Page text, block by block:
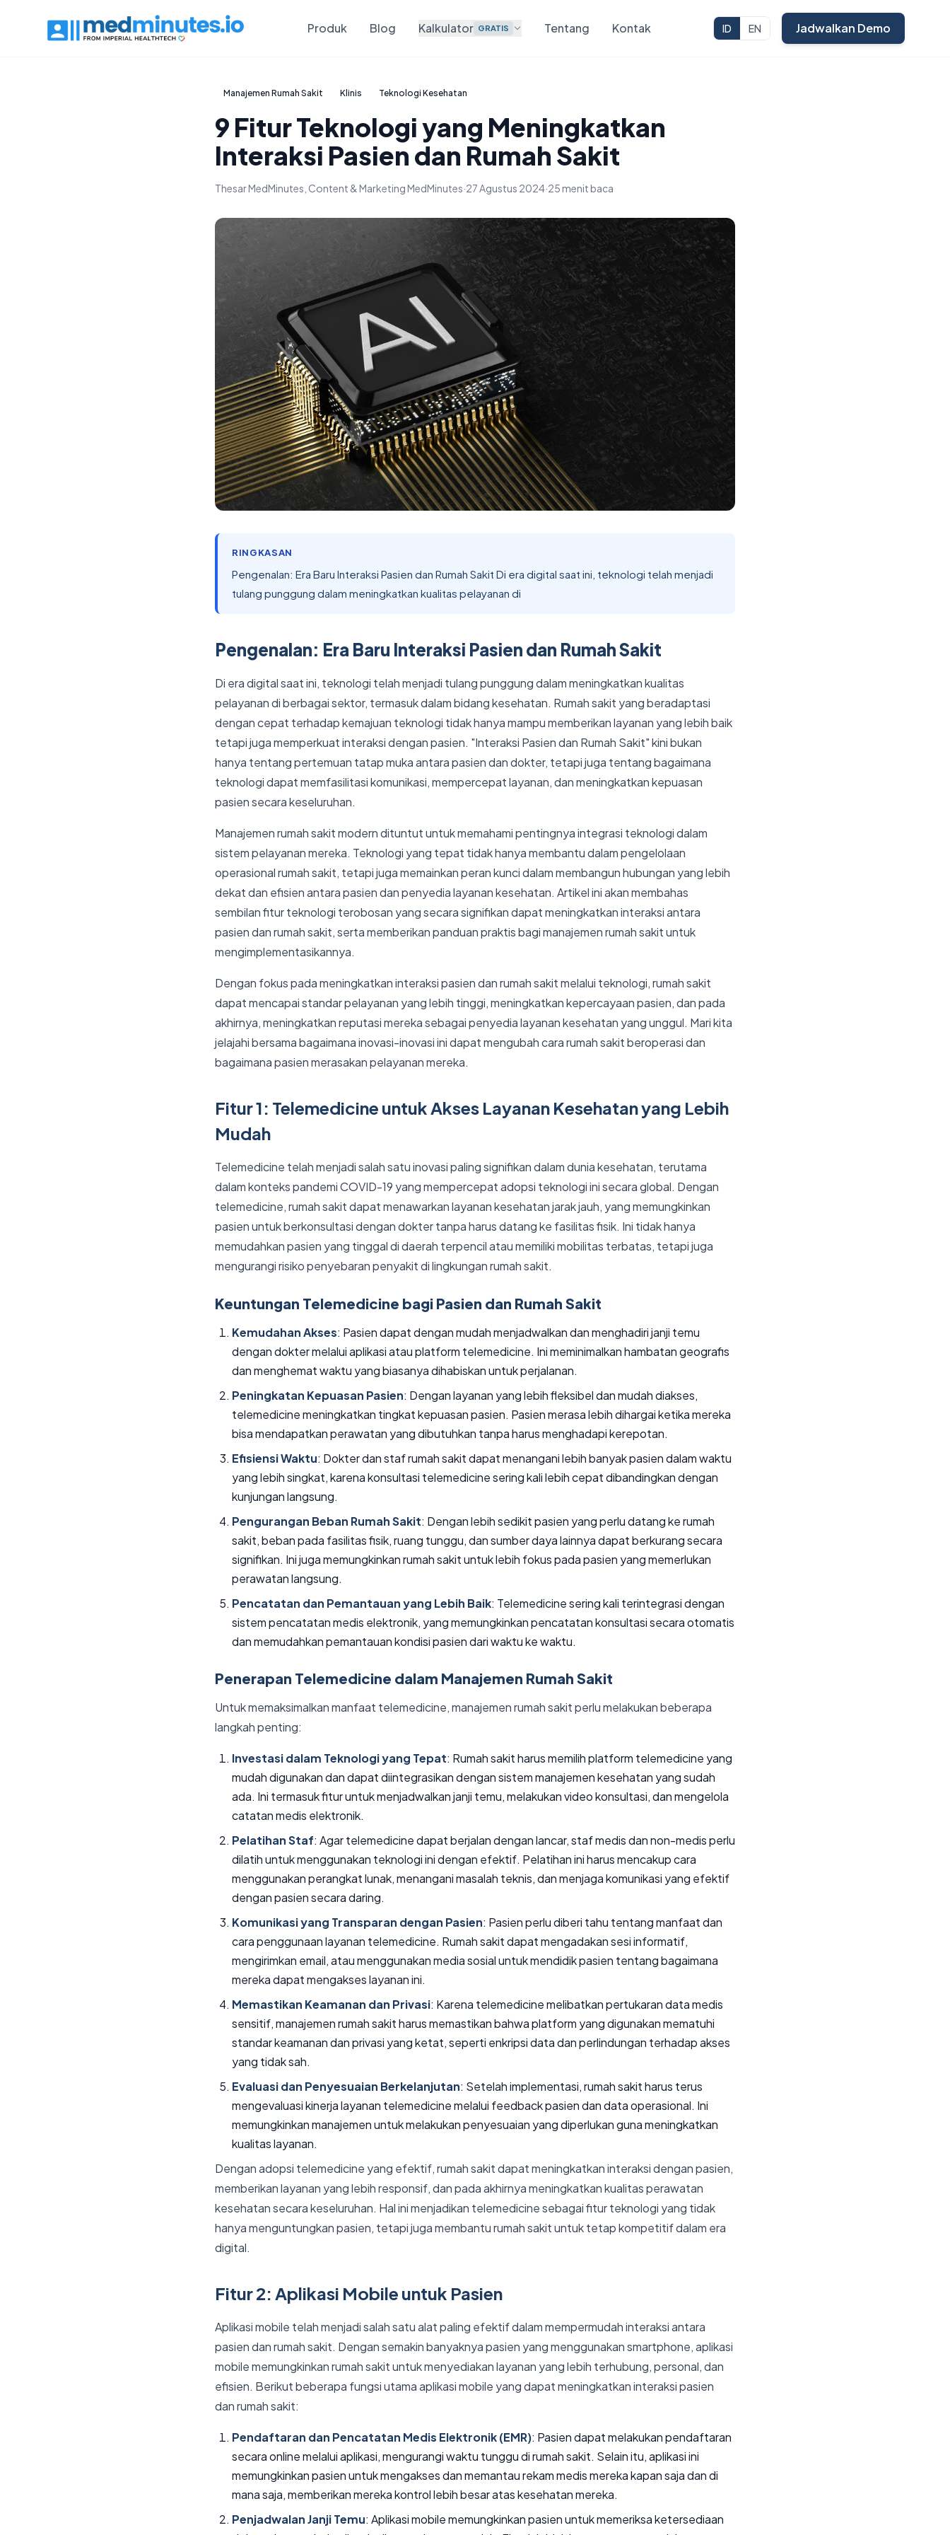
Produk Blog Kalkulator GRATIS Tentang Kontak ID EN Jadwalkan Demo
Manajemen Rumah Sakit Klinis Teknologi Kesehatan
9 Fitur Teknologi yang Meningkatkan
Interaksi Pasien dan Rumah Sakit
Thesar MedMinutes, Content & Marketing MedMinutes·27 Agustus 2024·25 menit baca
RINGKASAN
Pengenalan: Era Baru Interaksi Pasien dan Rumah Sakit Di era digital saat ini, teknologi telah menjadi
tulang punggung dalam meningkatkan kualitas pelayanan di
Pengenalan: Era Baru Interaksi Pasien dan Rumah Sakit
Di era digital saat ini, teknologi telah menjadi tulang punggung dalam meningkatkan kualitas
pelayanan di berbagai sektor, termasuk dalam bidang kesehatan. Rumah sakit yang beradaptasi
dengan cepat terhadap kemajuan teknologi tidak hanya mampu memberikan layanan yang lebih baik
tetapi juga memperkuat interaksi dengan pasien. "Interaksi Pasien dan Rumah Sakit" kini bukan
hanya tentang pertemuan tatap muka antara pasien dan dokter, tetapi juga tentang bagaimana
teknologi dapat memfasilitasi komunikasi, mempercepat layanan, dan meningkatkan kepuasan
pasien secara keseluruhan.
Manajemen rumah sakit modern dituntut untuk memahami pentingnya integrasi teknologi dalam
sistem pelayanan mereka. Teknologi yang tepat tidak hanya membantu dalam pengelolaan
operasional rumah sakit, tetapi juga memainkan peran kunci dalam membangun hubungan yang lebih
dekat dan efisien antara pasien dan penyedia layanan kesehatan. Artikel ini akan membahas
sembilan fitur teknologi terobosan yang secara signifikan dapat meningkatkan interaksi antara
pasien dan rumah sakit, serta memberikan panduan praktis bagi manajemen rumah sakit untuk
mengimplementasikannya.
Dengan fokus pada meningkatkan interaksi pasien dan rumah sakit melalui teknologi, rumah sakit
dapat mencapai standar pelayanan yang lebih tinggi, meningkatkan kepercayaan pasien, dan pada
akhirnya, meningkatkan reputasi mereka sebagai penyedia layanan kesehatan yang unggul. Mari kita
jelajahi bersama bagaimana inovasi-inovasi ini dapat mengubah cara rumah sakit beroperasi dan
bagaimana pasien merasakan pelayanan mereka.
Fitur 1: Telemedicine untuk Akses Layanan Kesehatan yang Lebih
Mudah
Telemedicine telah menjadi salah satu inovasi paling signifikan dalam dunia kesehatan, terutama
dalam konteks pandemi COVID-19 yang mempercepat adopsi teknologi ini secara global. Dengan
telemedicine, rumah sakit dapat menawarkan layanan kesehatan jarak jauh, yang memungkinkan
pasien untuk berkonsultasi dengan dokter tanpa harus datang ke fasilitas fisik. Ini tidak hanya
memudahkan pasien yang tinggal di daerah terpencil atau memiliki mobilitas terbatas, tetapi juga
mengurangi risiko penyebaran penyakit di lingkungan rumah sakit.
Keuntungan Telemedicine bagi Pasien dan Rumah Sakit
Kemudahan Akses: Pasien dapat dengan mudah menjadwalkan dan menghadiri janji temu
dengan dokter melalui aplikasi atau platform telemedicine. Ini meminimalkan hambatan geografis
dan menghemat waktu yang biasanya dihabiskan untuk perjalanan.
Peningkatan Kepuasan Pasien: Dengan layanan yang lebih fleksibel dan mudah diakses,
telemedicine meningkatkan tingkat kepuasan pasien. Pasien merasa lebih dihargai ketika mereka
bisa mendapatkan perawatan yang dibutuhkan tanpa harus menghadapi kerepotan.
Efisiensi Waktu: Dokter dan staf rumah sakit dapat menangani lebih banyak pasien dalam waktu
yang lebih singkat, karena konsultasi telemedicine sering kali lebih cepat dibandingkan dengan
kunjungan langsung.
Pengurangan Beban Rumah Sakit: Dengan lebih sedikit pasien yang perlu datang ke rumah
sakit, beban pada fasilitas fisik, ruang tunggu, dan sumber daya lainnya dapat berkurang secara
signifikan. Ini juga memungkinkan rumah sakit untuk lebih fokus pada pasien yang memerlukan
perawatan langsung.
Pencatatan dan Pemantauan yang Lebih Baik: Telemedicine sering kali terintegrasi dengan
sistem pencatatan medis elektronik, yang memungkinkan pencatatan konsultasi secara otomatis
dan memudahkan pemantauan kondisi pasien dari waktu ke waktu.
Penerapan Telemedicine dalam Manajemen Rumah Sakit
Untuk memaksimalkan manfaat telemedicine, manajemen rumah sakit perlu melakukan beberapa
langkah penting:
Investasi dalam Teknologi yang Tepat: Rumah sakit harus memilih platform telemedicine yang
mudah digunakan dan dapat diintegrasikan dengan sistem manajemen kesehatan yang sudah
ada. Ini termasuk fitur untuk menjadwalkan janji temu, melakukan video konsultasi, dan mengelola
catatan medis elektronik.
Pelatihan Staf: Agar telemedicine dapat berjalan dengan lancar, staf medis dan non-medis perlu
dilatih untuk menggunakan teknologi ini dengan efektif. Pelatihan ini harus mencakup cara
menggunakan perangkat lunak, menangani masalah teknis, dan menjaga komunikasi yang efektif
dengan pasien secara daring.
Komunikasi yang Transparan dengan Pasien: Pasien perlu diberi tahu tentang manfaat dan
cara penggunaan layanan telemedicine. Rumah sakit dapat mengadakan sesi informatif,
mengirimkan email, atau menggunakan media sosial untuk mendidik pasien tentang bagaimana
mereka dapat mengakses layanan ini.
Memastikan Keamanan dan Privasi: Karena telemedicine melibatkan pertukaran data medis
sensitif, manajemen rumah sakit harus memastikan bahwa platform yang digunakan mematuhi
standar keamanan dan privasi yang ketat, seperti enkripsi data dan perlindungan terhadap akses
yang tidak sah.
Evaluasi dan Penyesuaian Berkelanjutan: Setelah implementasi, rumah sakit harus terus
mengevaluasi kinerja layanan telemedicine melalui feedback pasien dan data operasional. Ini
memungkinkan manajemen untuk melakukan penyesuaian yang diperlukan guna meningkatkan
kualitas layanan.
Dengan adopsi telemedicine yang efektif, rumah sakit dapat meningkatkan interaksi dengan pasien,
memberikan layanan yang lebih responsif, dan pada akhirnya meningkatkan kualitas perawatan
kesehatan secara keseluruhan. Hal ini menjadikan telemedicine sebagai fitur teknologi yang tidak
hanya menguntungkan pasien, tetapi juga membantu rumah sakit untuk tetap kompetitif dalam era
digital.
Fitur 2: Aplikasi Mobile untuk Pasien
Aplikasi mobile telah menjadi salah satu alat paling efektif dalam mempermudah interaksi antara
pasien dan rumah sakit. Dengan semakin banyaknya pasien yang menggunakan smartphone, aplikasi
mobile memungkinkan rumah sakit untuk menyediakan layanan yang lebih terhubung, personal, dan
efisien. Berikut beberapa fungsi utama aplikasi mobile yang dapat meningkatkan interaksi pasien
dan rumah sakit:
Pendaftaran dan Pencatatan Medis Elektronik (EMR): Pasien dapat melakukan pendaftaran
secara online melalui aplikasi, mengurangi waktu tunggu di rumah sakit. Selain itu, aplikasi ini
memungkinkan pasien untuk mengakses dan memantau rekam medis mereka kapan saja dan di
mana saja, memberikan mereka kontrol lebih besar atas kesehatan mereka.
Penjadwalan Janji Temu: Aplikasi mobile memungkinkan pasien untuk memeriksa ketersediaan